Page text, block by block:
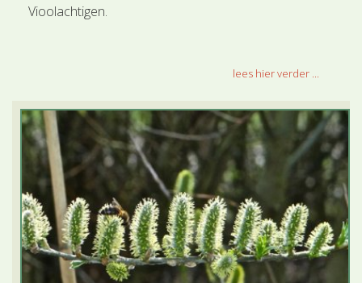
Vioolachtigen.
lees hier verder ...